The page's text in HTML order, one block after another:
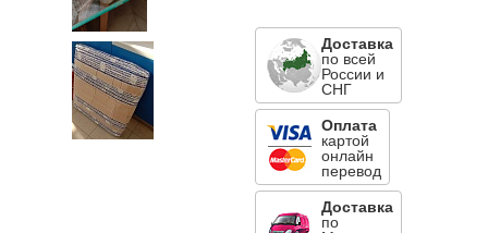
Доставка
по всей
России и
СНГ
Оплата
картой
онлайн
перевод
Доставка
по
Mercedes-Benz